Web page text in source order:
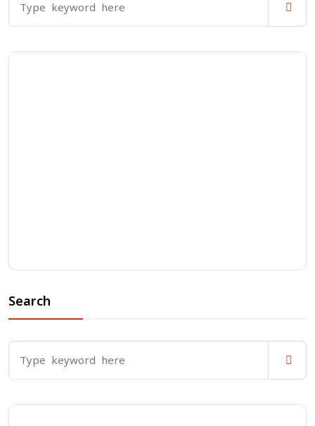
Search